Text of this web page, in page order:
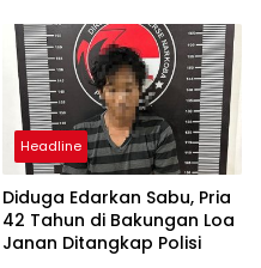
Headline
Diduga Edarkan Sabu, Pria
42 Tahun di Bakungan Loa
Janan Ditangkap Polisi